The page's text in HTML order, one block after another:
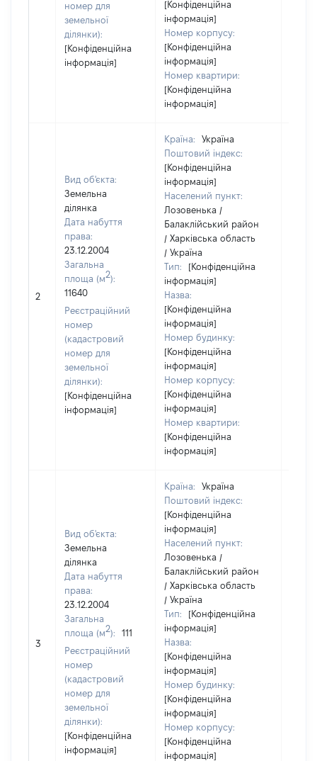
номер для
земельної
ділянки):
[Конфіденційна
інформація]
[Конфіденційна
інформація]
Номер корпусу:
[Конфіденційна
інформація]
Номер квартири:
[Конфіденційна
інформація]
2
Вид об'єкта:
Земельна
ділянка
Дата набуття
права:
23.12.2004
Загальна
площа (м2):
11640
Реєстраційний
номер
(кадастровий
номер для
земельної
ділянки):
[Конфіденційна
інформація]
Країна:
Україна
Поштовий індекс:
[Конфіденційна
інформація]
Населений пункт:
Лозовенька /
Балаклійський район
/ Харківська область
/ Україна
Тип:
[Конфіденційна
інформація]
Назва:
[Конфіденційна
інформація]
Номер будинку:
[Конфіденційна
інформація]
Номер корпусу:
[Конфіденційна
інформація]
Номер квартири:
[Конфіденційна
інформація]
3
Вид об'єкта:
Земельна
ділянка
Дата набуття
права:
23.12.2004
Загальна
площа (м2):
111
Реєстраційний
номер
(кадастровий
номер для
земельної
ділянки):
[Конфіденційна
інформація]
Країна:
Україна
Поштовий індекс:
[Конфіденційна
інформація]
Населений пункт:
Лозовенька /
Балаклійський район
/ Харківська область
/ Україна
Тип:
[Конфіденційна
інформація]
Назва:
[Конфіденційна
інформація]
Номер будинку:
[Конфіденційна
інформація]
Номер корпусу:
[Конфіденційна
інформація]